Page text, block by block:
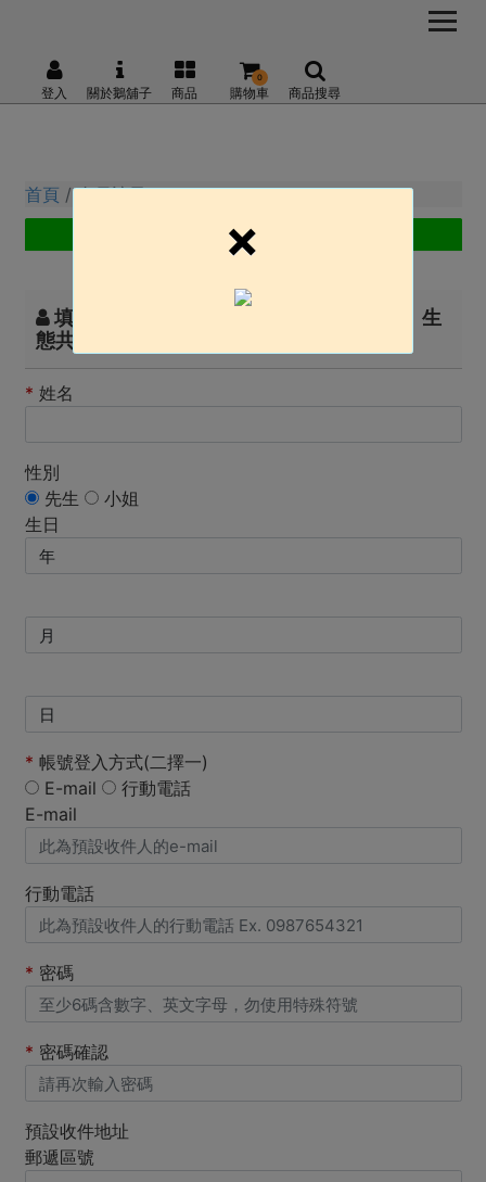
登入 關於鵝舖子 商品 購物車
0
商品搜尋
首頁 會員註冊
填妥註冊資料就能成為 鵝舖子│產地安心、生
態共好、簡單好食 的會員囉！
* 姓名
性別
先生
小姐
生日
* 帳號登入方式(二擇一)
E-mail
行動電話
E-mail
行動電話
* 密碼
* 密碼確認
預設收件地址
郵遞區號
×